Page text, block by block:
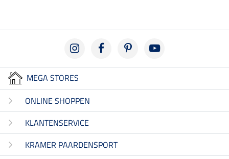
MEGA STORES
ONLINE SHOPPEN
KLANTENSERVICE
KRAMER PAARDENSPORT